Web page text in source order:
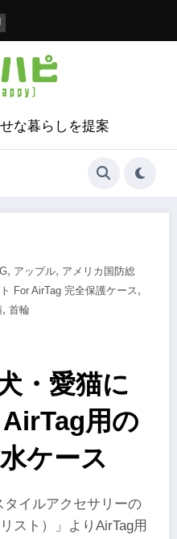
な暮らしを提案
, アップル, アメリカ国防総
For AirTag 完全保護ケース,
, 首輪
・愛猫に
用の
ケース
タイルアクセサリーの
スト）」よりAirTag用